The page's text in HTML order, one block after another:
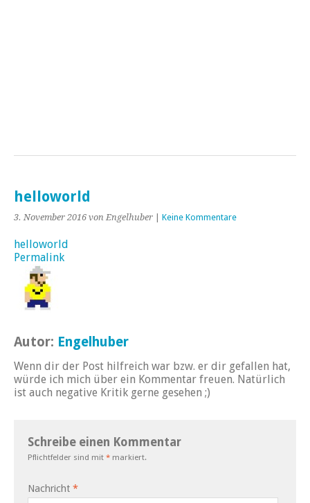
helloworld
3. November 2016 von Engelhuber Keine Kommentare
helloworld
Permalink
Autor: Engelhuber
Wenn dir der Post hilfreich war bzw. er dir gefallen hat,
würde ich mich über ein Kommentar freuen. Natürlich
ist auch negative Kritik gerne gesehen ;)
Schreibe einen Kommentar
Pflichtfelder sind mit * markiert.
Nachricht *